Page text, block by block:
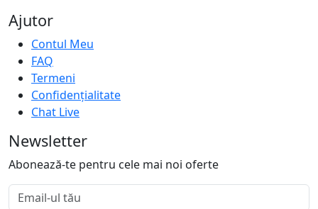
Ajutor
Contul Meu
FAQ
Termeni
Confidențialitate
Chat Live
Newsletter
Abonează-te pentru cele mai noi oferte